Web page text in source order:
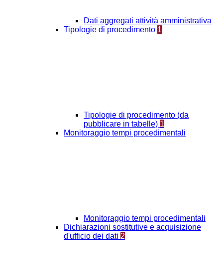
Dati aggregati attività amministrativa
Tipologie di procedimento 1
Tipologie di procedimento (da
pubblicare in tabelle) 1
Monitoraggio tempi procedimentali
Monitoraggio tempi procedimentali
Dichiarazioni sostitutive e acquisizione
d'ufficio dei dati 2